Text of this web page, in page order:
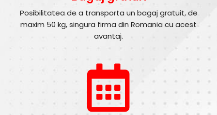
Posibilitatea de a transporta un bagaj gratuit, de
maxim 50 kg, singura firma din Romania cu acest
avantaj.